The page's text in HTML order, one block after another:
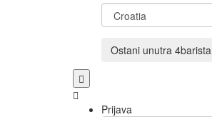
Ostani unutra
Prijava